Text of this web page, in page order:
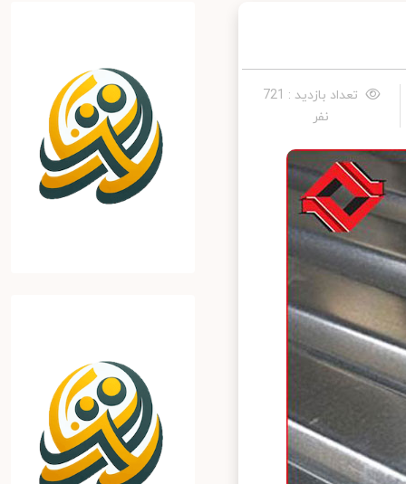
تعداد بازدید : 721
نفر